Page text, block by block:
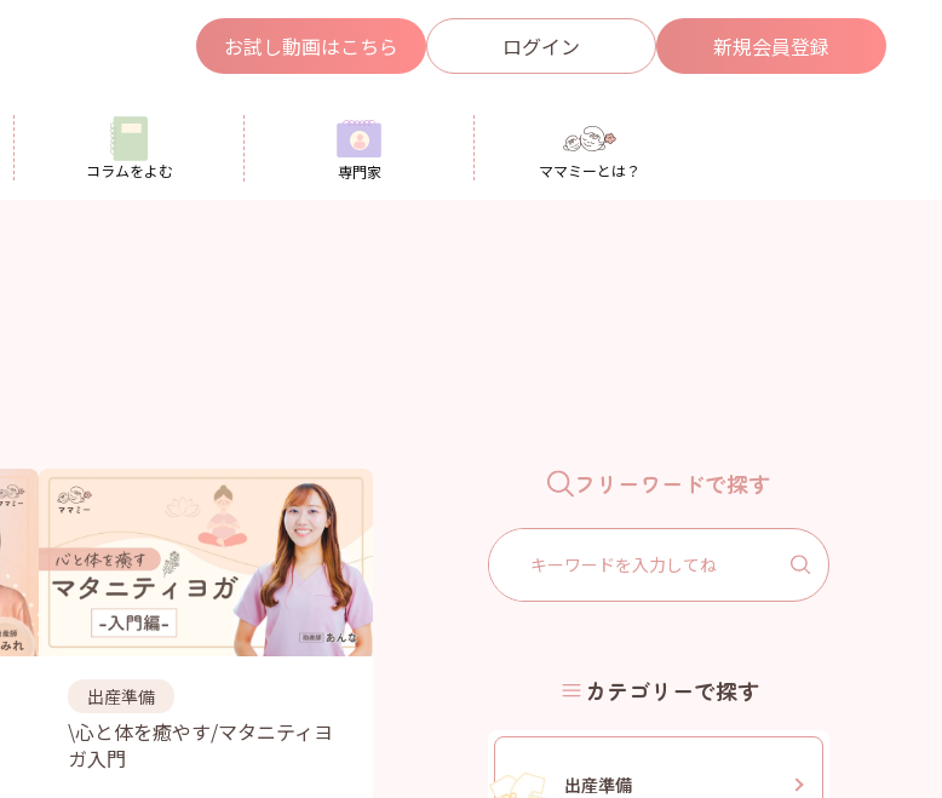
お試し動画はこちら ログイン 新規会員登録
コラムをよむ 専門家 ママミーとは？
出産準備
\心と体を癒やす/マタニティヨ
ガ入門
フリーワードで探す
Search
for:
カテゴリーで探す
出産準備